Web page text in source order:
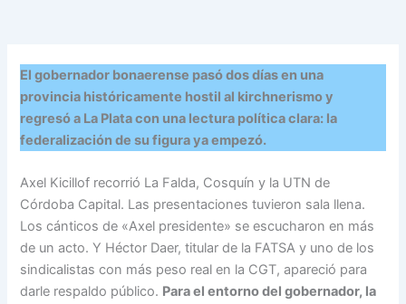
El gobernador bonaerense pasó dos días en una
provincia históricamente hostil al kirchnerismo y
regresó a La Plata con una lectura política clara: la
federalización de su figura ya empezó.
Axel Kicillof recorrió La Falda, Cosquín y la UTN de
Córdoba Capital. Las presentaciones tuvieron sala llena.
Los cánticos de «Axel presidente» se escucharon en más
de un acto. Y Héctor Daer, titular de la FATSA y uno de los
sindicalistas con más peso real en la CGT, apareció para
darle respaldo público. Para el entorno del gobernador, la